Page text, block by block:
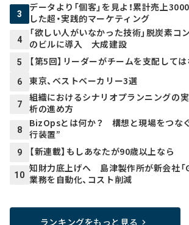
3
データより「個客」を見よ！累計売上
した超・実践的マーケティング
4
「欲しい人がいなかった技術」脱炭素コ
のビルに導入 大成建設
5 【第5回】リーダーがチームを支配して
6 東京、ベストベーカリー3選
7
組織におけるシナリオプランニングの実
析の進め方
8
BizOpsとは何か？ 構想と現場をつな
行装置”
9 【新連載】もしあなたが90歳以上なら
10
知財力底上げへ 島津製作所が新会社
業務を自動化、コスト削減
ランキングをもっと見る